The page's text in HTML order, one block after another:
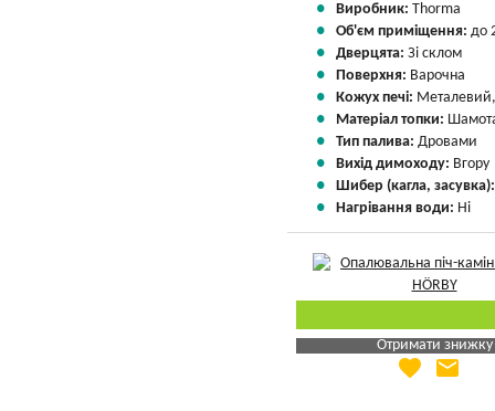
Виробник: Thorma
Об'єм приміщення: до
Дверцята: Зі склом
Поверхня: Варочна
Кожух печі:
Матеріал топки:
Тип палива: Дровами
Вихід димоходу: Вгору
Шибер (кагла,
Нагрівання води: Ні
Отримати знижку
Яка Ваша ціна
favorite email